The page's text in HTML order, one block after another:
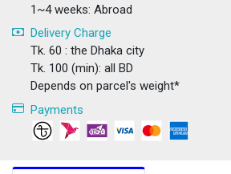
1~4 weeks: Abroad
Delivery Charge
Tk. 60 : the Dhaka city
Tk. 100 (min): all BD
Depends on parcel's weight*
Payments